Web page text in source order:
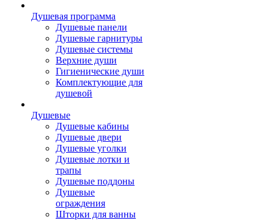
Душевая программа
Душевые панели
Душевые гарнитуры
Душевые системы
Верхние души
Гигиенические души
Комплектующие для
душевой
Душевые
Душевые кабины
Душевые двери
Душевые уголки
Душевые лотки и
трапы
Душевые поддоны
Душевые
ограждения
Шторки для ванны